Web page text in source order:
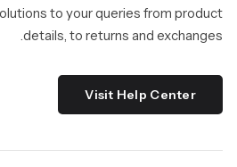
to your queries from product
details, to returns and exchanges.
Visit Help Center